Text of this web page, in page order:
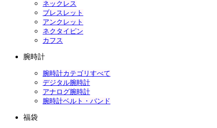
ネックレス
ブレスレット
アンクレット
ネクタイピン
カフス
腕時計
腕時計カテゴリすべて
デジタル腕時計
アナログ腕時計
腕時計ベルト・バンド
福袋